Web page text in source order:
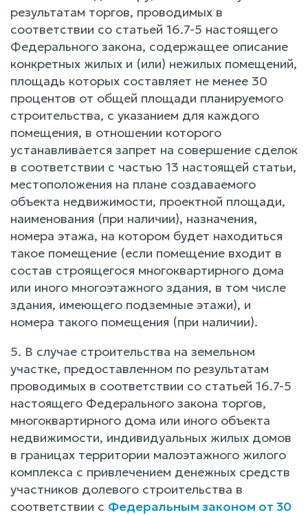
результатам торгов, проводимых в
соответствии со статьей 16.7-5 настоящего
Федерального закона, содержащее описание
конкретных жилых и (или) нежилых помещений,
площадь которых составляет не менее 30
процентов от общей площади планируемого
строительства, с указанием для каждого
помещения, в отношении которого
устанавливается запрет на совершение сделок
в соответствии с частью 13 настоящей статьи,
местоположения на плане создаваемого
объекта недвижимости, проектной площади,
наименования (при наличии), назначения,
номера этажа, на котором будет находиться
такое помещение (если помещение входит в
состав строящегося многоквартирного дома
или иного многоэтажного здания, в том числе
здания, имеющего подземные этажи), и
номера такого помещения (при наличии).
5. В случае строительства на земельном
участке, предоставленном по результатам
проводимых в соответствии со статьей 16.7-5
настоящего Федерального закона торгов,
многоквартирного дома или иного объекта
недвижимости, индивидуальных жилых домов
в границах территории малоэтажного жилого
комплекса с привлечением денежных средств
участников долевого строительства в
соответствии с Федеральным законом от 30